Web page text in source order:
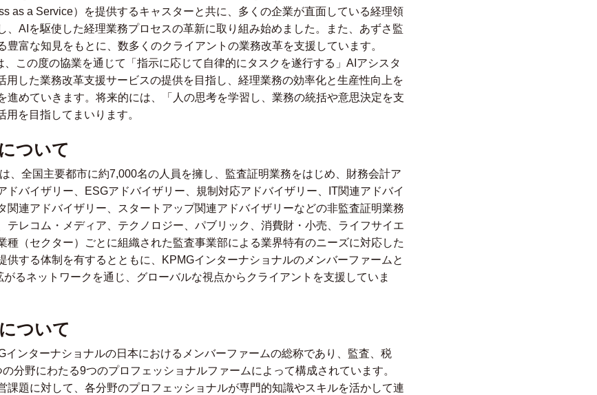
as a Service）を提供するキャスターと共に、多くの企業が直面している経理領
、AIを駆使した経理業務プロセスの革新に取り組み始めました。また、あずさ監
豊富な知見をもとに、数多くのクライアントの業務改革を支援しています。
、この度の協業を通じて「指示に応じて自律的にタスクを遂行する」AIアシスタ
用した業務改革支援サービスの提供を目指し、経理業務の効率化と生産性向上を
進めていきます。将来的には、「人の思考を学習し、業務の統括や意思決定を支
を目指してまいります。
ついて
、全国主要都市に約7,000名の人員を擁し、監査証明業務をはじめ、財務会計ア
ドバイザリー、ESGアドバイザリー、規制対応アドバイザリー、IT関連アドバイ
関連アドバイザリー、スタートアップ関連アドバイザリーなどの非監査証明業務
テレコム・メディア、テクノロジー、パブリック、消費財・小売、ライフサイエ
種（セクター）ごとに組織された監査事業部による業界特有のニーズに対応した
供する体制を有するとともに、KPMGインターナショナルのメンバーファームと
るネットワークを通じ、グローバルな視点からクライアントを支援していま
ついて
インターナショナルの日本におけるメンバーファームの総称であり、監査、税
分野にわたる9つのプロフェッショナルファームによって構成されています。
課題に対して、各分野のプロフェッショナルが専門的知識やスキルを活かして連